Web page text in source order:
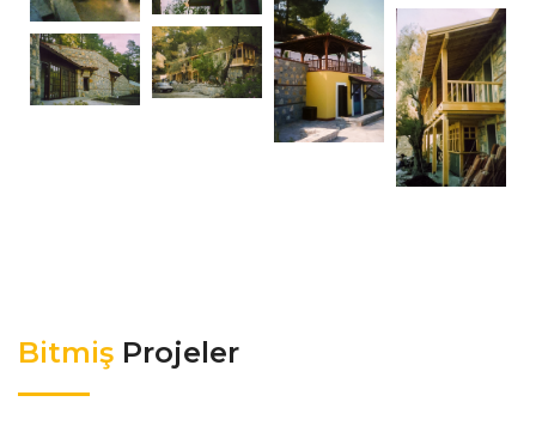
Bitmiş Projeler